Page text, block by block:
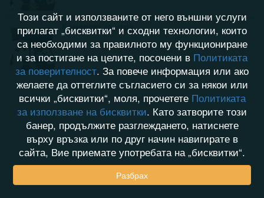
Комплект за игра
Този сайт и използваните от него външни услуги
прилагат „бисквитки“ и сходни технологии, които
са необходими за правилното му функциониране
и за постигане на целите, посочени в Политиката
за поверителност. За повече информация или ако
желаете да оттеглите съгласието си за някои или
всички „бисквитки“, моля, прочетете Политиката
за използване на бисквитки. Като затворите този
банер, продължите разглеждането, натиснете
върху връзка или по друг начин навигирате в
сайта, Вие приемате употребата на „бисквитки“.
Разбрах